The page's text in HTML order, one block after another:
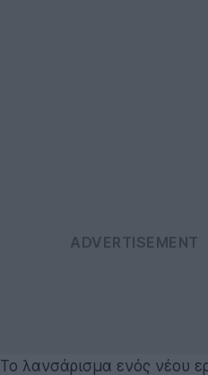
Το λανσάρισμα ενός νέου